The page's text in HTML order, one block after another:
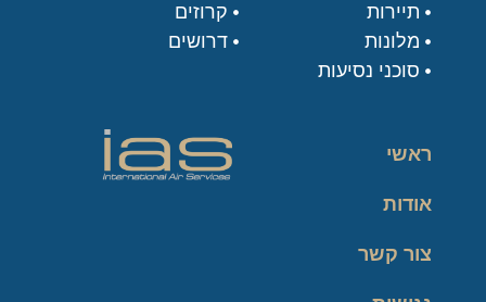
תיירות
מלונות
סוכני נסיעות
קרוזים
דרושים
ראשי
אודות
צור קשר